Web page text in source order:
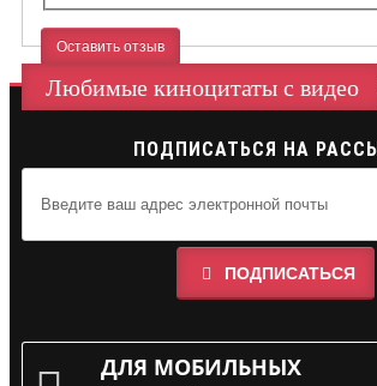
Оставить отзыв
Любимые киноцитаты с видео
ПОДПИСАТЬСЯ НА
ПОДПИСАТЬСЯ
ДЛЯ МОБИЛЬНЫХ